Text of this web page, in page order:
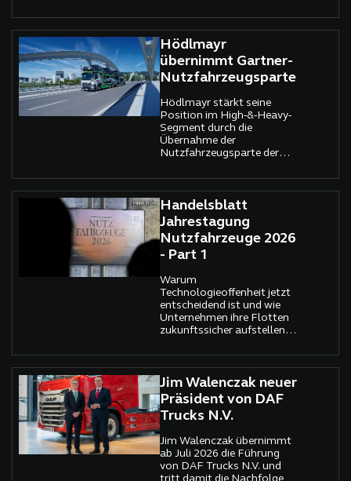
Handelsblatt Jahrestagung
Nutzfahrzeuge 2026.
Hödlmayr
übernimmt Gartner-
Nutzfahrzeugsparte
Hödlmayr stärkt seine
Position im High-&-Heavy-
Segment durch die
Übernahme der
Nutzfahrzeugsparte der
Handelsblatt
Jahrestagung
Nutzfahrzeuge 2026
- Part 1
Warum
Technologieoffenheit jetzt
entscheidend ist und wie
Unternehmen ihre Flotten
zukunftssicher aufstellen
Handelsblatt Jahrestagung
Nutzfahrzeuge 2026.
Jim Walenczak neuer
Präsident von DAF
Trucks N.V.
Jim Walenczak übernimmt
ab Juli 2026 die Führung
von DAF Trucks N.V. und